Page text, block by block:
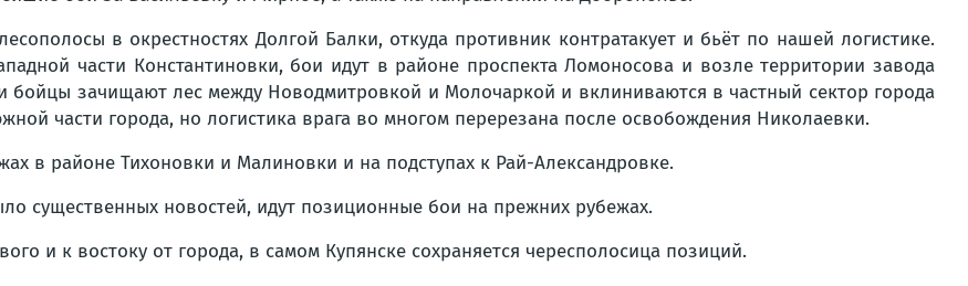
в окрестностях Долгой Балки, откуда противник контратакует и бьёт по нашей логистике.
части Константиновки, бои идут в районе проспекта Ломоносова и возле территории завода
бойцы зачищают лес между Новодмитровкой и Молочаркой и вклиниваются в частный сектор города
части города, но логистика врага во многом перерезана после освобождения Николаевки.
в районе Тихоновки и Малиновки и на подступах к Рай-Александровке.
существенных новостей, идут позиционные бои на прежних рубежах.
и к востоку от города, в самом Купянске сохраняется чересполосица позиций.